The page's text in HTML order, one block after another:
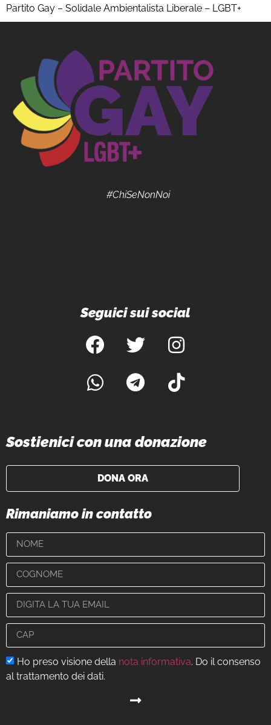
Partito Gay – Solidale Ambientalista Liberale – LGBT+
#ChiSeNonNoi
Seguici sui social
Sostienici con una donazione
DONA ORA
Rimaniamo in contatto
Ho preso visione della nota informativa. Do il consenso
al trattamento dei dati.